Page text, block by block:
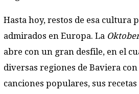
Hasta hoy, restos de esa cultura
admirados en Europa. La
abre con un gran desfile, en el
diversas regiones de Baviera
canciones populares, sus recetas